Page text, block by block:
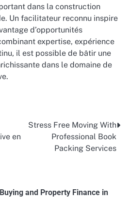
dans la construction
Un facilitateur reconnu inspire
d’opportunités
expertise, expérience
il est possible de bâtir une
dans le domaine de
en
Stress Free Moving With
Professional Book
Packing Services
and Property Finance in